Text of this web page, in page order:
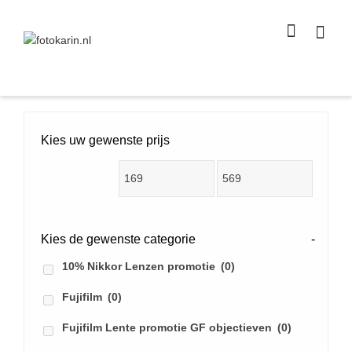
size
Kies uw gewenste prijs
Kies de gewenste categorie -
10% Nikkor Lenzen promotie (0)
Fujifilm (0)
Fujifilm Lente promotie GF objectieven (0)